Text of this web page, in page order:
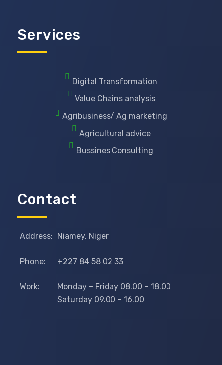
Services
Digital Transformation
Value Chains analysis
Agribusiness/ Ag marketing
Agricultural advice
Bussines Consulting
Contact
Address: Niamey, Niger
Phone: +227 84 58 02 33
Work:
Monday – Friday 08.00 – 18.00
Saturday 09.00 – 16.00